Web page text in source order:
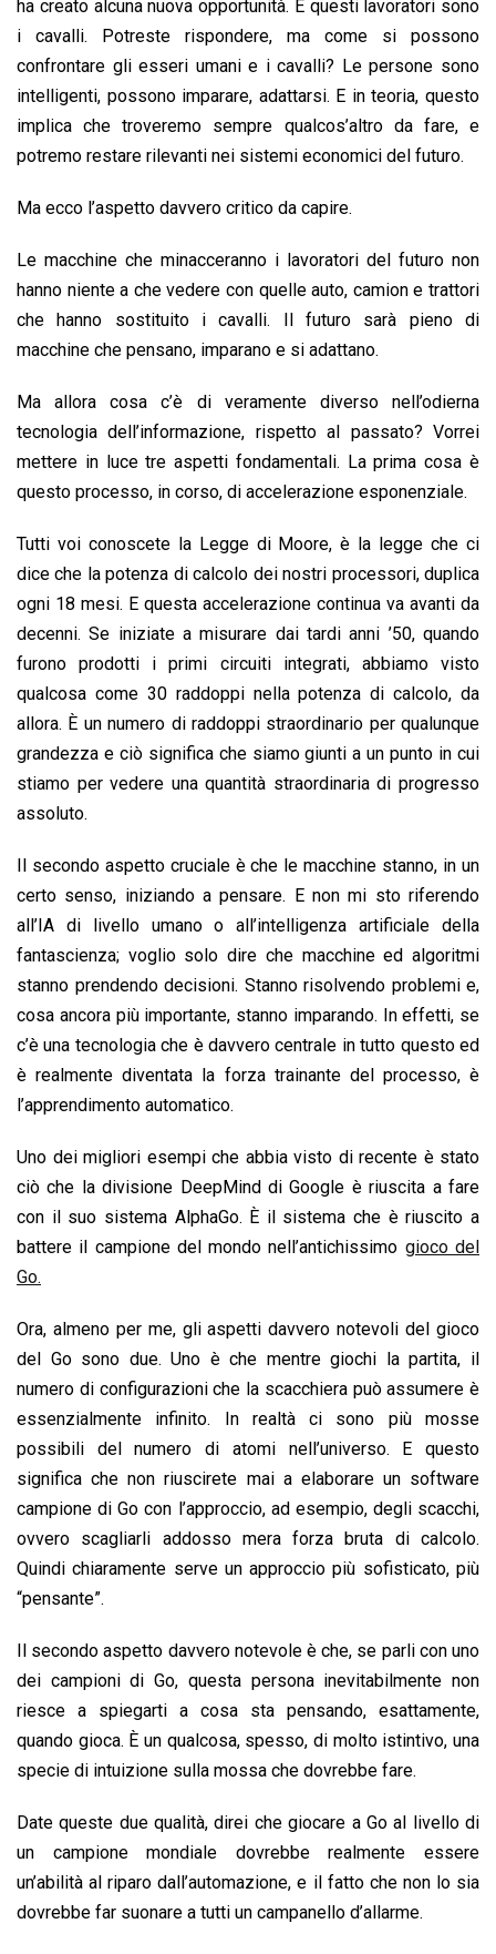
ha creato alcuna nuova opportunità. E questi lavoratori sono
i cavalli. Potreste rispondere, ma come si possono
confrontare gli esseri umani e i cavalli? Le persone sono
intelligenti, possono imparare, adattarsi. E in teoria, questo
implica che troveremo sempre qualcos’altro da fare, e
potremo restare rilevanti nei sistemi economici del futuro.
Ma ecco l’aspetto davvero critico da capire.
Le macchine che minacceranno i lavoratori del futuro non
hanno niente a che vedere con quelle auto, camion e trattori
che hanno sostituito i cavalli. Il futuro sarà pieno di
macchine che pensano, imparano e si adattano.
Ma allora cosa c’è di veramente diverso nell’odierna
tecnologia dell’informazione, rispetto al passato? Vorrei
mettere in luce tre aspetti fondamentali. La prima cosa è
questo processo, in corso, di accelerazione esponenziale.
Tutti voi conoscete la Legge di Moore, è la legge che ci
dice che la potenza di calcolo dei nostri processori, duplica
ogni 18 mesi. E questa accelerazione continua va avanti da
decenni. Se iniziate a misurare dai tardi anni ’50, quando
furono prodotti i primi circuiti integrati, abbiamo visto
qualcosa come 30 raddoppi nella potenza di calcolo, da
allora. È un numero di raddoppi straordinario per qualunque
grandezza e ciò significa che siamo giunti a un punto in cui
stiamo per vedere una quantità straordinaria di progresso
assoluto.
Il secondo aspetto cruciale è che le macchine stanno, in un
certo senso, iniziando a pensare. E non mi sto riferendo
all’IA di livello umano o all’intelligenza artificiale della
fantascienza; voglio solo dire che macchine ed algoritmi
stanno prendendo decisioni. Stanno risolvendo problemi e,
cosa ancora più importante, stanno imparando. In effetti, se
c’è una tecnologia che è davvero centrale in tutto questo ed
è realmente diventata la forza trainante del processo, è
l’apprendimento automatico.
Uno dei migliori esempi che abbia visto di recente è stato
ciò che la divisione DeepMind di Google è riuscita a fare
con il suo sistema AlphaGo. È il sistema che è riuscito a
battere il campione del mondo nell’antichissimo gioco del
Go.
Ora, almeno per me, gli aspetti davvero notevoli del gioco
del Go sono due. Uno è che mentre giochi la partita, il
numero di configurazioni che la scacchiera può assumere è
essenzialmente infinito. In realtà ci sono più mosse
possibili del numero di atomi nell’universo. E questo
significa che non riuscirete mai a elaborare un software
campione di Go con l’approccio, ad esempio, degli scacchi,
ovvero scagliarli addosso mera forza bruta di calcolo.
Quindi chiaramente serve un approccio più sofisticato, più
“pensante”.
Il secondo aspetto davvero notevole è che, se parli con uno
dei campioni di Go, questa persona inevitabilmente non
riesce a spiegarti a cosa sta pensando, esattamente,
quando gioca. È un qualcosa, spesso, di molto istintivo, una
specie di intuizione sulla mossa che dovrebbe fare.
Date queste due qualità, direi che giocare a Go al livello di
un campione mondiale dovrebbe realmente essere
un’abilità al riparo dall’automazione, e il fatto che non lo sia
dovrebbe far suonare a tutti un campanello d’allarme.